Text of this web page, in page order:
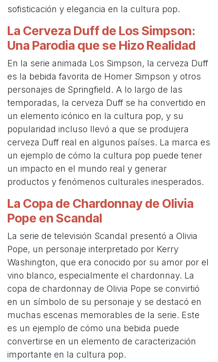
sofisticación y elegancia en la cultura pop.
La Cerveza Duff de Los Simpson:
Una Parodia que se Hizo Realidad
En la serie animada Los Simpson, la cerveza Duff
es la bebida favorita de Homer Simpson y otros
personajes de Springfield. A lo largo de las
temporadas, la cerveza Duff se ha convertido en
un elemento icónico en la cultura pop, y su
popularidad incluso llevó a que se produjera
cerveza Duff real en algunos países. La marca es
un ejemplo de cómo la cultura pop puede tener
un impacto en el mundo real y generar
productos y fenómenos culturales inesperados.
La Copa de Chardonnay de Olivia
Pope en Scandal
La serie de televisión Scandal presentó a Olivia
Pope, un personaje interpretado por Kerry
Washington, que era conocido por su amor por el
vino blanco, especialmente el chardonnay. La
copa de chardonnay de Olivia Pope se convirtió
en un símbolo de su personaje y se destacó en
muchas escenas memorables de la serie. Este
es un ejemplo de cómo una bebida puede
convertirse en un elemento de caracterización
importante en la cultura pop.